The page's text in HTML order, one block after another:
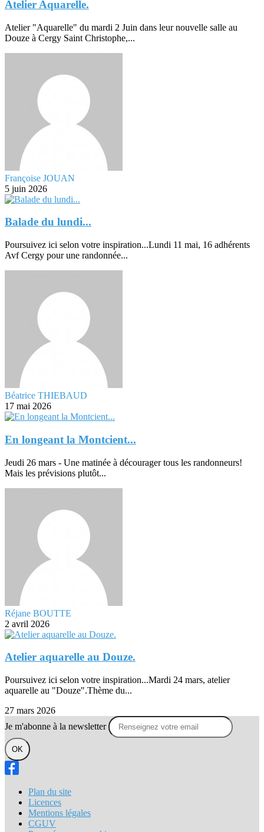
Atelier Aquarelle.
Atelier "Aquarelle" du mardi 2 Juin dans leur nouvelle salle au
Douze à Cergy Saint Christophe,...
Françoise JOUAN
5 juin 2026
Balade du lundi...
Poursuivez ici selon votre inspiration...Lundi 11 mai, 16 adhérents
Avf Cergy pour une randonnée...
Béatrice THIEBAUD
17 mai 2026
En longeant la Montcient...
Jeudi 26 mars - Une matinée à décourager tous les randonneurs!
Mais les prévisions plutôt...
Réjane BOUTTE
2 avril 2026
Atelier aquarelle au Douze.
Poursuivez ici selon votre inspiration...Mardi 24 mars, atelier
aquarelle au "Douze".Thème du...
27 mars 2026
Je m'abonne à la newsletter
OK
Plan du site
Licences
Mentions légales
CGUV